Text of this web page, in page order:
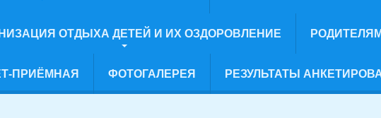
ОТДЫХА ДЕТЕЙ И ИХ ОЗДОРОВЛЕНИЕ
ПРИЁМНАЯ ФОТОГАЛЕРЕЯ РЕЗУЛЬТАТЫ